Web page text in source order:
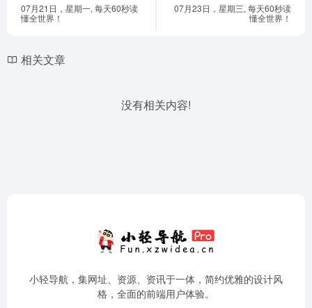
07月21日，星期一, 每天60秒读
懂全世界！
07月23日，星期三, 每天60秒读
懂全世界！
相关文章
没有相关内容!
小轻导航，集网址、资源、资讯于一体，简约优雅的设计风
格，全面的前端用户体验。